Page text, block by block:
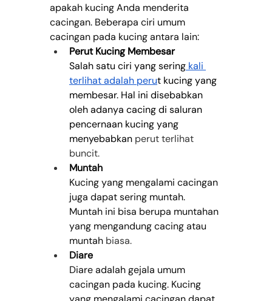
apakah kucing Anda menderita
cacingan. Beberapa ciri umum
cacingan pada kucing antara lain:
Perut Kucing Membesar
Salah satu ciri yang sering kali
terlihat adalah perut kucing yang
membesar. Hal ini disebabkan
oleh adanya cacing di saluran
pencernaan kucing yang
menyebabkan perut terlihat
buncit.
Muntah
Kucing yang mengalami cacingan
juga dapat sering muntah.
Muntah ini bisa berupa muntahan
yang mengandung cacing atau
muntah biasa.
Diare
Diare adalah gejala umum
cacingan pada kucing. Kucing